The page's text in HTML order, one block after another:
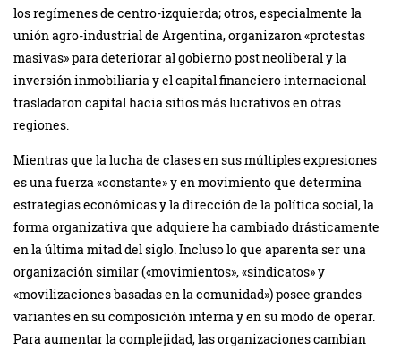
los regímenes de centro-izquierda; otros, especialmente la
unión agro-industrial de Argentina, organizaron «protestas
masivas» para deteriorar al gobierno post neoliberal y la
inversión inmobiliaria y el capital financiero internacional
trasladaron capital hacia sitios más lucrativos en otras
regiones.
Mientras que la lucha de clases en sus múltiples expresiones
es una fuerza «constante» y en movimiento que determina
estrategias económicas y la dirección de la política social, la
forma organizativa que adquiere ha cambiado drásticamente
en la última mitad del siglo. Incluso lo que aparenta ser una
organización similar («movimientos», «sindicatos» y
«movilizaciones basadas en la comunidad») posee grandes
variantes en su composición interna y en su modo de operar.
Para aumentar la complejidad, las organizaciones cambian